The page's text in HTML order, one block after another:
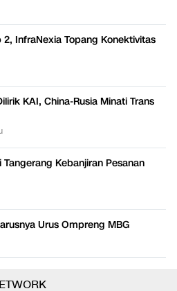
InfraNexia Topang Konektivitas
KAI, China-Rusia Minati Trans
Kebanjiran Pesanan
Urus Ompreng MBG